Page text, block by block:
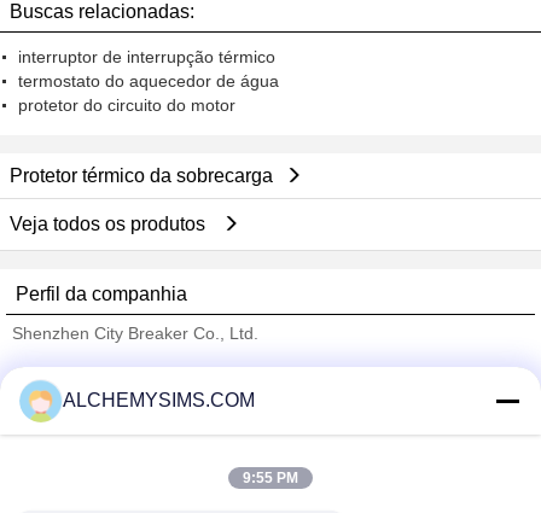
Buscas relacionadas:
interruptor de interrupção térmico
termostato do aquecedor de água
protetor do circuito do motor
Protetor térmico da sobrecarga
Veja todos os produtos
Perfil da companhia
Shenzhen City Breaker Co., Ltd.
Trust Seal
Verified Suplier
ALCHEMYSIMS.COM
9:55 PM